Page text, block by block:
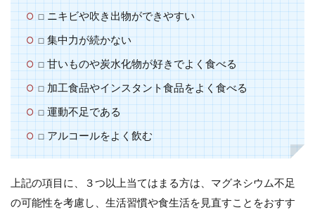
□ ニキビや吹き出物ができやすい
□ 集中力が続かない
□ 甘いものや炭水化物が好きでよく食べる
□ 加工食品やインスタント食品をよく食べる
□ 運動不足である
□ アルコールをよく飲む
上記の項目に、 ３つ以上当てはまる方は、マグネシウム不足
の可能性を考慮し、生活習慣や食生活を見直すことをおすす